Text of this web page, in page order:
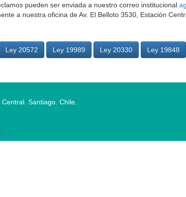
pueden ser enviada a nuestro correo institucional
a nuestra oficina de Av. El Belloto 3530, Estación
Ley 20572 Ley 19989 Ley 20330 Ley 19848
Santiago. Chile.